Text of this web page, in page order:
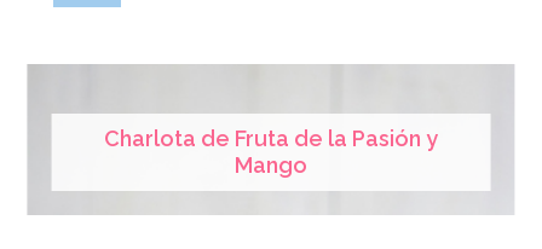
Charlota de Fruta de la Pasión y
Mango